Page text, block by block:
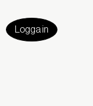
Logga in